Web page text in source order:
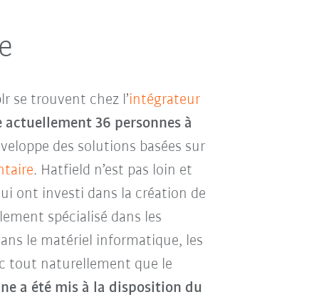
se trouvent chez l’intégrateur
36 personnes à
des solutions basées sur
. Hatfield n’est pas loin et
ont investi dans la création de
spécialisé dans les
le matériel informatique, les
tout naturellement que le
a été mis à la disposition du